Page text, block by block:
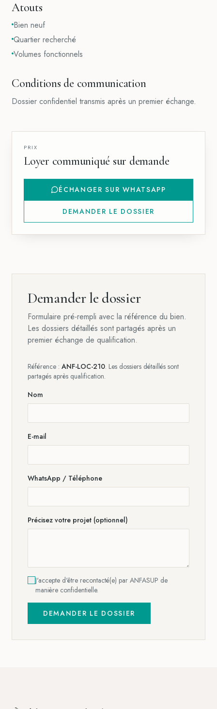
Atouts
Bien neuf
Quartier recherché
Volumes fonctionnels
Conditions de communication
Dossier confidentiel transmis après un premier échange.
PRIX
Loyer communiqué sur demande
ÉCHANGER SUR WHATSAPP
DEMANDER LE DOSSIER
Demander le dossier
Formulaire pré-rempli avec la référence du bien.
Les dossiers détaillés sont partagés après un
premier échange de qualification.
Référence : ANF-LOC-210. Les dossiers détaillés sont
partagés après qualification.
Nom
E-mail
WhatsApp / Téléphone
Précisez votre projet (optionnel)
J'accepte d'être recontacté(e) par ANFASUP de
manière confidentielle.
DEMANDER LE DOSSIER